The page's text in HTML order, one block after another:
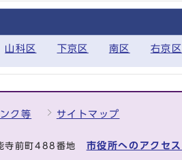
山科区 下京区 南区 右京区
ク等 サイトマップ
寺前町488番地 市役所へのアクセス